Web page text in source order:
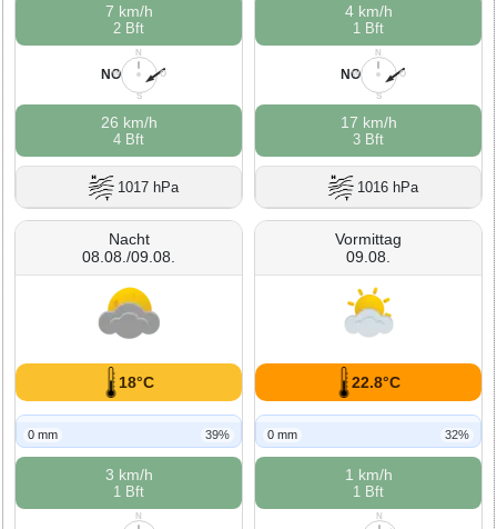
7 km/h
2 Bft
N
O
S
W
NO
26 km/h
4 Bft
1017 hPa
4 km/h
1 Bft
N
O
S
W
NO
17 km/h
3 Bft
1016 hPa
Nacht
08.08./09.08.
18°C
0 mm 39%
3 km/h
1 Bft
N
Vormittag
09.08.
22.8°C
0 mm 32%
1 km/h
1 Bft
N